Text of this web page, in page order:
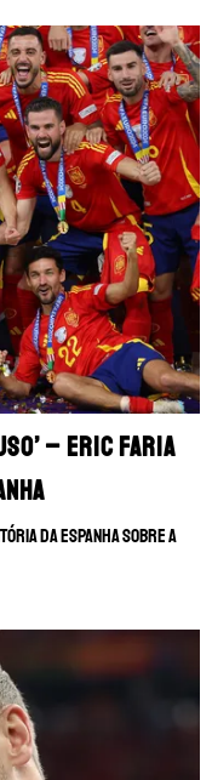
– Eric Faria
da Espanha sobre a